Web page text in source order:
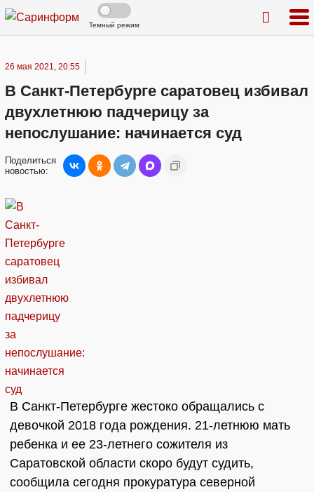
Темный режим
26 мая 2021, 20:55
В Санкт-Петербурге саратовец избивал
двухлетнюю падчерицу за
непослушание: начинается суд
Поделиться
новостью:
В Санкт-Петербурге жестоко обращались с
девочкой 2018 года рождения. 21-летнюю мать
ребенка и ее 23-летнего сожителя из
Саратовской области скоро будут судить,
сообщила сегодня прокуратура северной